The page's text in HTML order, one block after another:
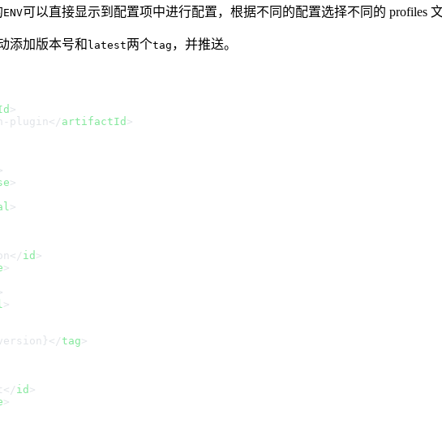
ENV可以直接显示到配置项中进行配置，根据不同的配置选择不同的 profiles 文
添加版本号和 latest两个tag ，并推送。
plugin </ artifactId
</ id
</ tag
</ id